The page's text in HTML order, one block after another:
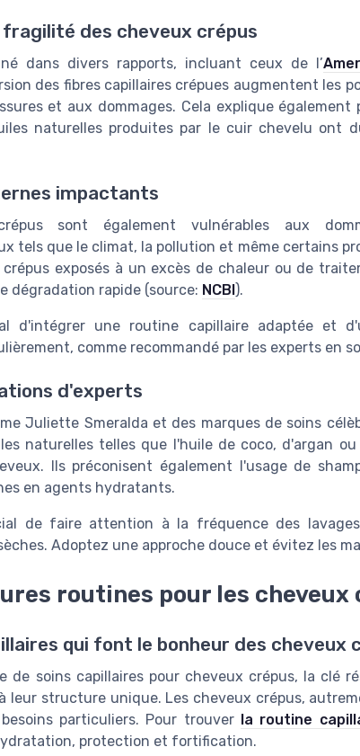
des cheveux crépus
dans divers rapports, incluant ceux de l’
des fibres capillaires crépues augmentent les
et aux dommages. Cela explique
naturelles produites par le cuir chevelu ont
impactants
sont également vulnérables aux
tels que le climat, la pollution et même certains
exposés à un excès de chaleur ou de
dégradation rapide (source: NCBI).
d'intégrer une routine capillaire adaptée et
comme recommandé par les experts en
d'experts
Juliette Smeralda et des marques de soins
naturelles telles que l'huile de coco, d'argan
Ils préconisent également l'usage de
en agents hydratants.
de faire attention à la fréquence des
Adoptez une approche douce et évitez les
routines pour les cheveux
qui font le bonheur des cheveux
de soins capillaires pour cheveux crépus, la clé
leur structure unique. Les cheveux crépus,
particuliers. Pour trouver la routine
protection et fortification.